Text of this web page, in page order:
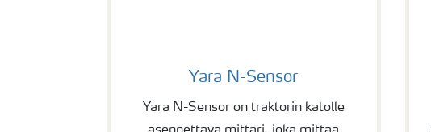
Yara N-Sensor
Yara N-Sensor on traktorin katolle